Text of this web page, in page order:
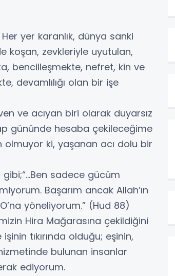
yer karanlık, dünya sanki
koşan, zevkleriyle uyutulan,
bencilleşmekte, nefret, kin ve
devamlılığı olan bir işe
ve acıyan biri olarak duyarsız
gününde hesaba çekileceğime
ki, yaşanan acı dolu bir
sadece gücüm
Başarım ancak Allah’ın
yöneliyorum.” (Hud 88)
Hira Mağarasına çekildiğini
tıkırında olduğu; eşinin,
bulunan insanlar
ediyorum.